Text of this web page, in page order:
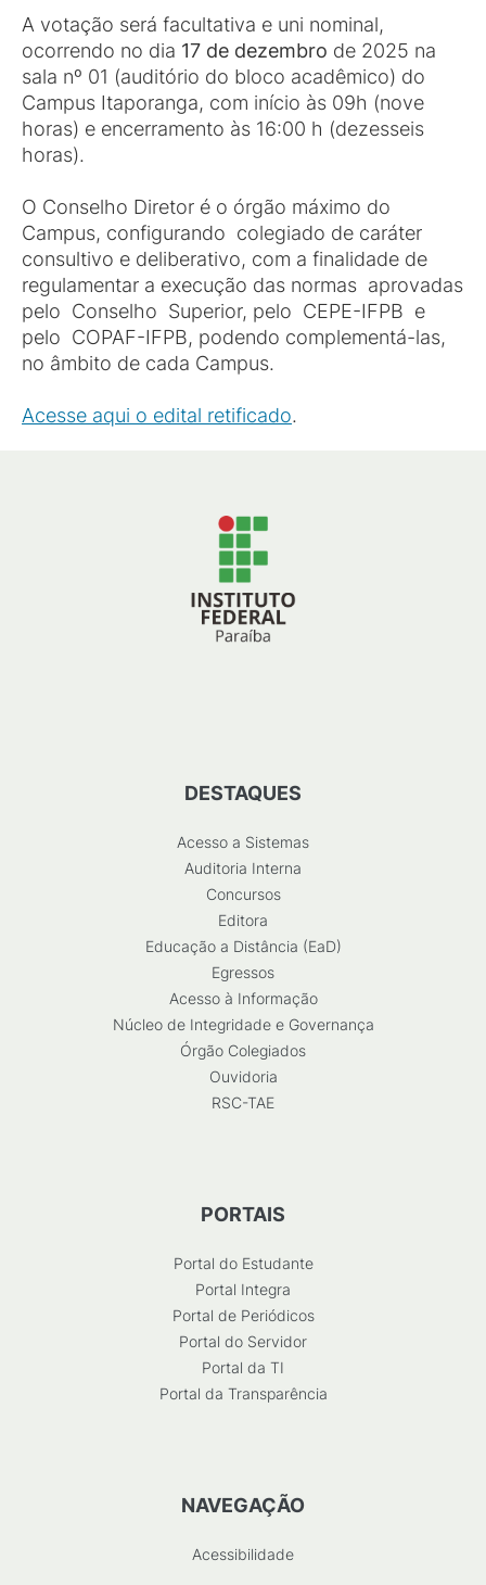
A votação será facultativa e uni nominal,
ocorrendo no dia 17 de dezembro de 2025 na
sala nº 01 (auditório do bloco acadêmico) do
Campus Itaporanga, com início às 09h (nove
horas) e encerramento às 16:00 h (dezesseis
horas).
O Conselho Diretor é o órgão máximo do
Campus, configurando colegiado de caráter
consultivo e deliberativo, com a finalidade de
regulamentar a execução das normas aprovadas
pelo Conselho Superior, pelo CEPE-IFPB e
pelo COPAF-IFPB, podendo complementá-las,
no âmbito de cada Campus.
Acesse aqui o edital retificado.
DESTAQUES
Acesso a Sistemas
Auditoria Interna
Concursos
Editora
Educação a Distância (EaD)
Egressos
Acesso à Informação
Núcleo de Integridade e Governança
Órgão Colegiados
Ouvidoria
RSC-TAE
PORTAIS
Portal do Estudante
Portal Integra
Portal de Periódicos
Portal do Servidor
Portal da TI
Portal da Transparência
NAVEGAÇÃO
Acessibilidade